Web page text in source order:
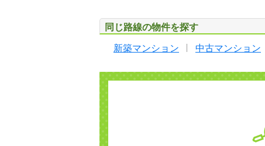
同じ路線の物件を探す
新築マンション 中古マンション